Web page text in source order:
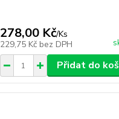
278,00 Kč/Ks
229,75 Kč bez DPH
Přidat do